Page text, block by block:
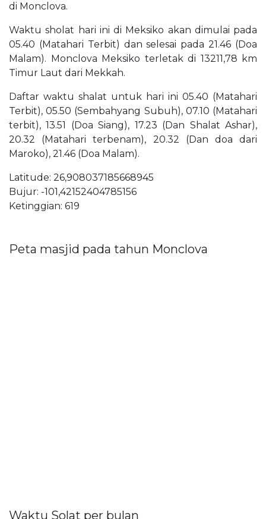
di Monclova.
Waktu sholat hari ini di Meksiko akan dimulai pada
05.40 (Matahari Terbit) dan selesai pada 21.46 (Doa
Malam). Monclova Meksiko terletak di 13211,78 km
Timur Laut dari Mekkah.
Daftar waktu shalat untuk hari ini 05.40 (Matahari
Terbit), 05.50 (Sembahyang Subuh), 07.10 (Matahari
terbit), 13.51 (Doa Siang), 17.23 (Dan Shalat Ashar),
20.32 (Matahari terbenam), 20.32 (Dan doa dari
Maroko), 21.46 (Doa Malam).
Latitude: 26,908037185668945
Bujur: -101,42152404785156
Ketinggian: 619
Peta masjid pada tahun Monclova
Waktu Solat per bulan